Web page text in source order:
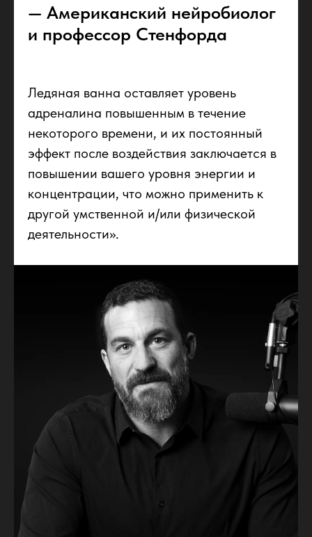
— Американский нейробиолог
и профессор Стенфорда
Ледяная ванна оставляет уровень
адреналина повышенным в течение
некоторого времени, и их постоянный
эффект после воздействия заключается в
повышении вашего уровня энергии и
концентрации, что можно применить к
другой умственной и/или физической
деятельности».